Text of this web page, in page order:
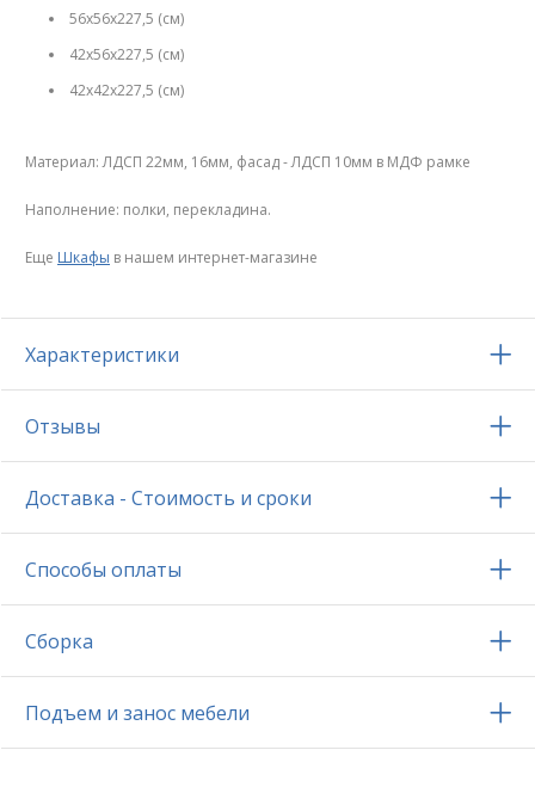
56х56х227,5 (см)
42х56х227,5 (см)
42х42х227,5 (см)
Материал: ЛДСП 22мм, 16мм, фасад - ЛДСП 10мм в МДФ рамке
Наполнение: полки, перекладина.
Еще Шкафы в нашем интернет-магазине
Характеристики
Отзывы
Доставка - Стоимость и сроки
Способы оплаты
Сборка
Подъем и занос мебели